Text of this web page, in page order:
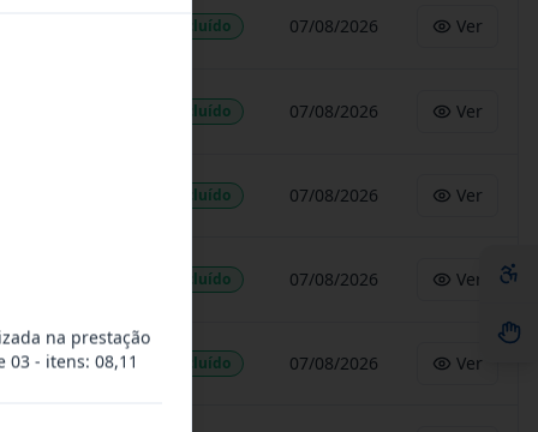
Concluído 07/08/2026 Ver
Concluído 07/08/2026 Ver
Concluído 07/08/2026 Ver
Concluído 07/08/2026 Ver
Concluído 07/08/2026 Ver
na prestação
- itens: 08,11